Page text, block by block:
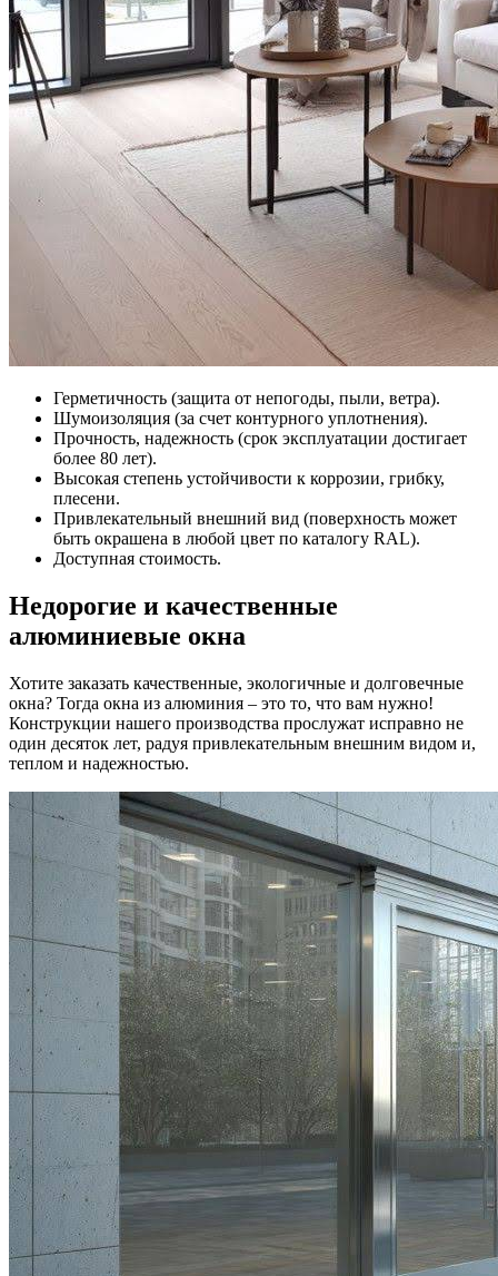
Герметичность (защита от непогоды, пыли, ветра).
Шумоизоляция (за счет контурного уплотнения).
Прочность, надежность (срок эксплуатации достигает
более 80 лет).
Высокая степень устойчивости к коррозии, грибку,
плесени.
Привлекательный внешний вид (поверхность может
быть окрашена в любой цвет по каталогу RAL).
Доступная стоимость.
Недорогие и качественные
алюминиевые окна
Хотите заказать качественные, экологичные и долговечные
окна? Тогда окна из алюминия – это то, что вам нужно!
Конструкции нашего производства прослужат исправно не
один десяток лет, радуя привлекательным внешним видом и,
теплом и надежностью.